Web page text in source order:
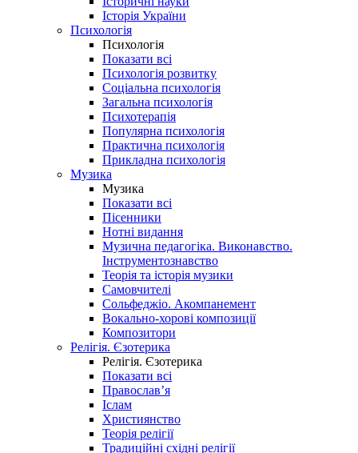
Історія України
Психологія
Психологія
Показати всі
Психологія розвитку
Соціальна психологія
Загальна психологія
Психотерапія
Популярна психологія
Практична психологія
Прикладна психологія
Музика
Музика
Показати всі
Пісенники
Нотні видання
Музична педагогіка. Виконавство.
Інструментознавство
Теорія та історія музики
Самовчителі
Сольфеджіо. Акомпанемент
Вокально-хорові композиції
Композитори
Релігія. Єзотерика
Релігія. Єзотерика
Показати всі
Православ’я
Іслам
Християнство
Теорія релігії
Традиційні східні релігії